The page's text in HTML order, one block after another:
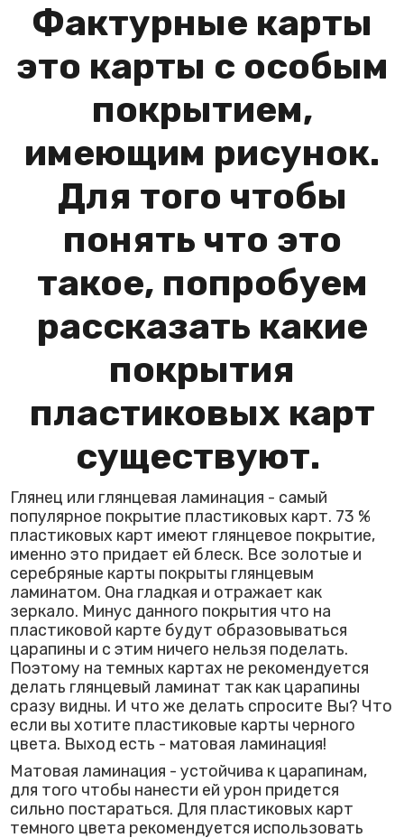
Фактурные карты
это карты с особым
покрытием,
имеющим рисунок.
Для того чтобы
понять что это
такое, попробуем
рассказать какие
покрытия
пластиковых карт
существуют.
Глянец или глянцевая ламинация - самый
популярное покрытие пластиковых карт. 73 %
пластиковых карт имеют глянцевое покрытие,
именно это придает ей блеск. Все золотые и
серебряные карты покрыты глянцевым
ламинатом. Она гладкая и отражает как
зеркало. Минус данного покрытия что на
пластиковой карте будут образовываться
царапины и с этим ничего нельзя поделать.
Поэтому на темных картах не рекомендуется
делать глянцевый ламинат так как царапины
сразу видны. И что же делать спросите Вы? Что
если вы хотите пластиковые карты черного
цвета. Выход есть - матовая ламинация!
Матовая ламинация - устойчива к царапинам,
для того чтобы нанести ей урон придется
сильно постараться. Для пластиковых карт
темного цвета рекомендуется использовать